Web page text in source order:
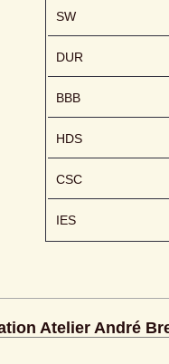
SW
DUR
BBB
HDS
CSC
IES
Atelier André